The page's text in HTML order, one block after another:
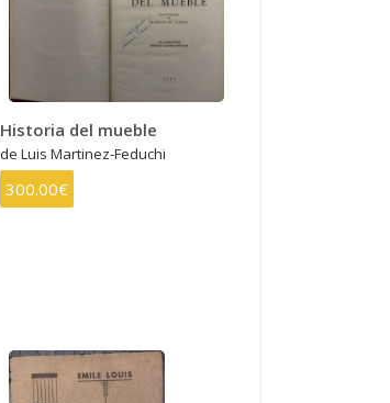
Historia del mueble
de Luis Martinez-Feduchi
300.00€